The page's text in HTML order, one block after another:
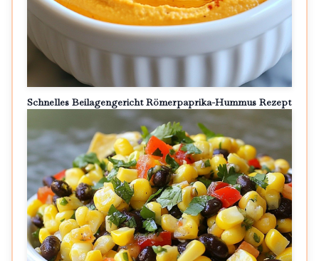
Schnelles Beilagengericht Römerpaprika-Hummus Rezept